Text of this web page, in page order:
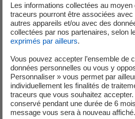
de la loi du 1er juillet 1998
Propriété Intellectuelle la Directive
mars 1996 relative à la protection
données. A ce titre, EDF interdit
réutilisation, reproduction ou
bases de données. La réutilisation,
extraction non autorisée engage la
l’utilisateur.
EDF se réserve la faculté de
Les informations collectées au
traceurs pourront être associées
autres appareils et/ou avec des
collectées par nos partenaires, selon
exprimés par ailleurs.
Vous pouvez accepter l’ensemble de
données personnelles ou vous y
Personnaliser » vous permet par
individuellement les finalités de
traceurs que vous souhaitez
conservé pendant une durée de 6
message vous sera à nouveau affiché.